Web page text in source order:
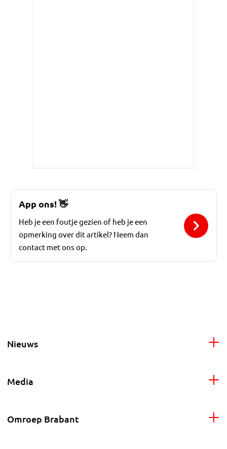
App ons!👋
Heb je een foutje gezien of heb je een
opmerking over dit artikel? Neem dan
contact met ons op.
Nieuws
Media
Omroep Brabant